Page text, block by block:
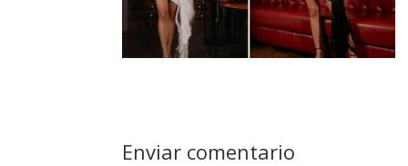
Enviar comentario